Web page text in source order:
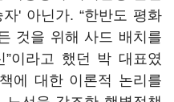
' 아닌가. “한반도 평화
것을 위해 사드 배치를
이라고 했던 박 대표였
에 대한 이론적 논리를